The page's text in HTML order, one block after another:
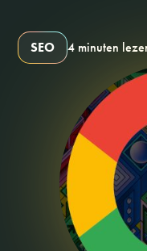
SEO 4 minuten